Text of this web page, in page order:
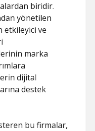
biridir.
yönetilen
etkileyici ve
marka
dijital
destek
bu firmalar,